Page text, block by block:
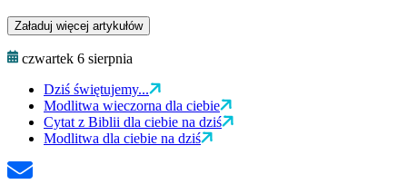
Załaduj więcej artykułów
czwartek 6 sierpnia
Dziś świętujemy...
Modlitwa wieczorna dla ciebie
Cytat z Biblii dla ciebie na dziś
Modlitwa dla ciebie na dziś